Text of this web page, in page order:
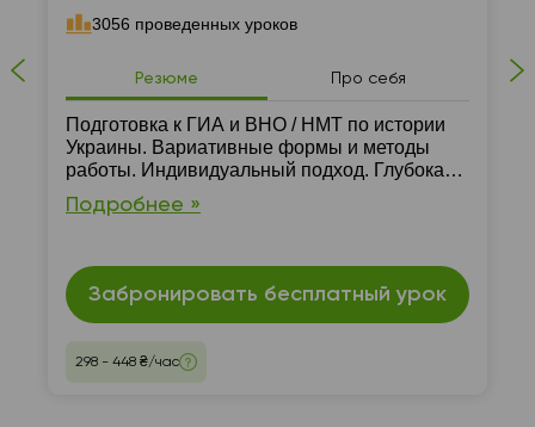
3056 проведенных уроков
Резюме Про себя
Подготовка к ГИА и ВНО / НМТ по истории
Украины. Вариативные формы и методы
работы. Индивидуальный подход. Глубокая
проработка материала программы ВНО \
НМТ. Работа с вопросами из прошлых лет.
Подробнее »
Забронировать бесплатный урок
298 - 448 ₴/час